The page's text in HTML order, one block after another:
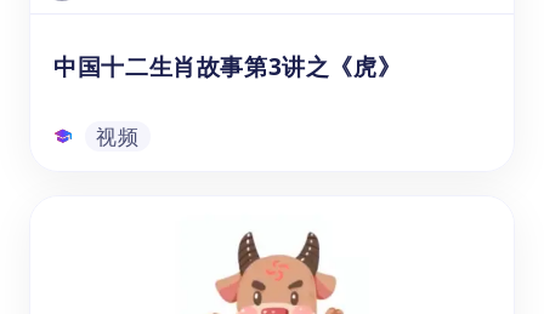
中国十二生肖故事第3讲之《虎》
视频
通过观看的生肖虎视频课资源，可以帮助年龄
在3-8岁的幼儿园、学前班和1-3年级的学生，